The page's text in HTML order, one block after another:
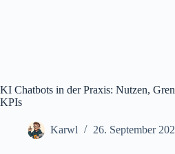
KI Chatbots in der Praxis: Nutzen,
KPIs
Karwl 26. September